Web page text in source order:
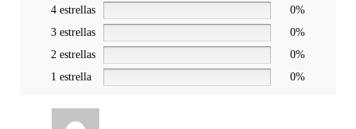
4 estrellas
0%
3 estrellas
0%
2 estrellas
0%
1 estrella
0%